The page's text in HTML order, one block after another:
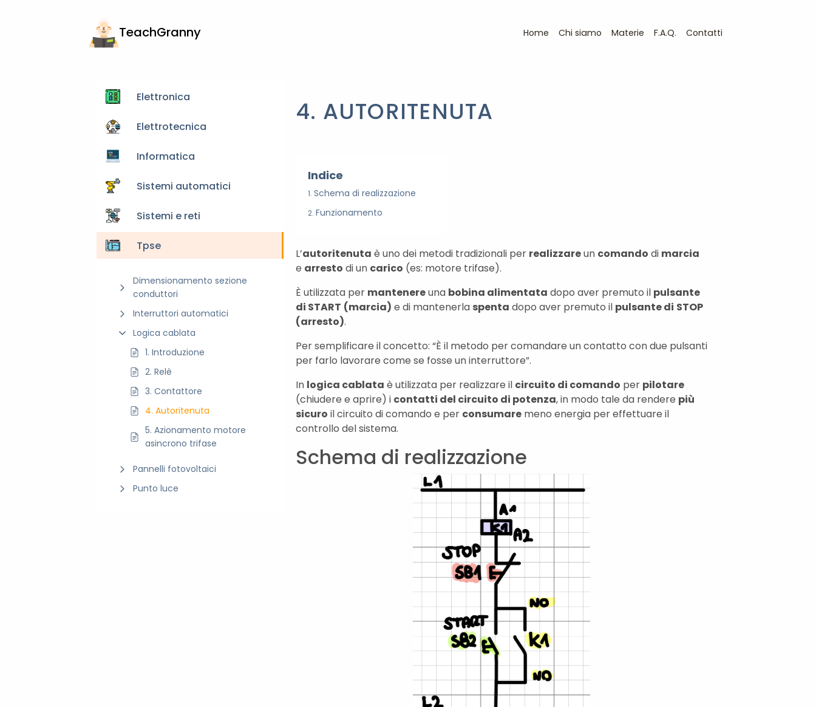
TeachGranny Home Chi siamo Materie F.A.Q. Contatti
Elettronica
Elettrotecnica
Informatica
Sistemi automatici
Sistemi e reti
Tpse
Dimensionamento sezione
conduttori
Interruttori automatici
Logica cablata
1. Introduzione
2. Relè
3. Contattore
4. Autoritenuta
5. Azionamento motore
asincrono trifase
Pannelli fotovoltaici
Punto luce
4. AUTORITENUTA
Indice
Schema di realizzazione
Funzionamento
L’autoritenuta è uno dei metodi tradizionali per realizzareun comando di marcia
e arresto di un carico (es: motore trifase).
È utilizzata per mantenereuna bobina alimentata dopo aver premuto il pulsante
di START (marcia) e di mantenerla spenta dopo aver premuto il pulsante di STOP
(arresto).
Per semplificare il concetto: “È il metodo per comandare un contatto con due pulsanti
per farlo lavorare come se fosse un interruttore”.
In logica cablata è utilizzata per realizzare il circuito di comando per pilotare
(chiudere e aprire) i contatti del circuito di potenza, in modo tale da rendere più
sicuro il circuito di comando e per consumaremeno energia per effettuare il
controllo del sistema.
Schema di realizzazione